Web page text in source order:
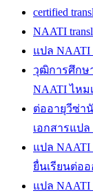
certified
NAATI
แปล
วุฒิการศึกษ
NAATI ไหม
ต่ออายุวีซ่านั
เอกสารแป
แปล
ยื่นเรียนต่ออ
แปล